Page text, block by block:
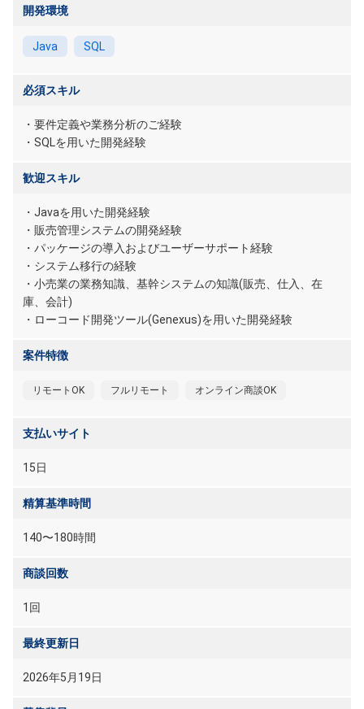
開発環境
Java SQL
必須スキル
・要件定義や業務分析のご経験
・SQLを用いた開発経験
歓迎スキル
・Javaを用いた開発経験
・販売管理システムの開発経験
・パッケージの導入およびユーザーサポート経験
・システム移行の経験
・小売業の業務知識、基幹システムの知識(販売、仕入、在
庫、会計)
・ローコード開発ツール(Genexus)を用いた開発経験
案件特徴
リモートOK フルリモート オンライン商談OK
支払いサイト
15日
精算基準時間
140〜180時間
商談回数
1回
最終更新日
2026年5月19日